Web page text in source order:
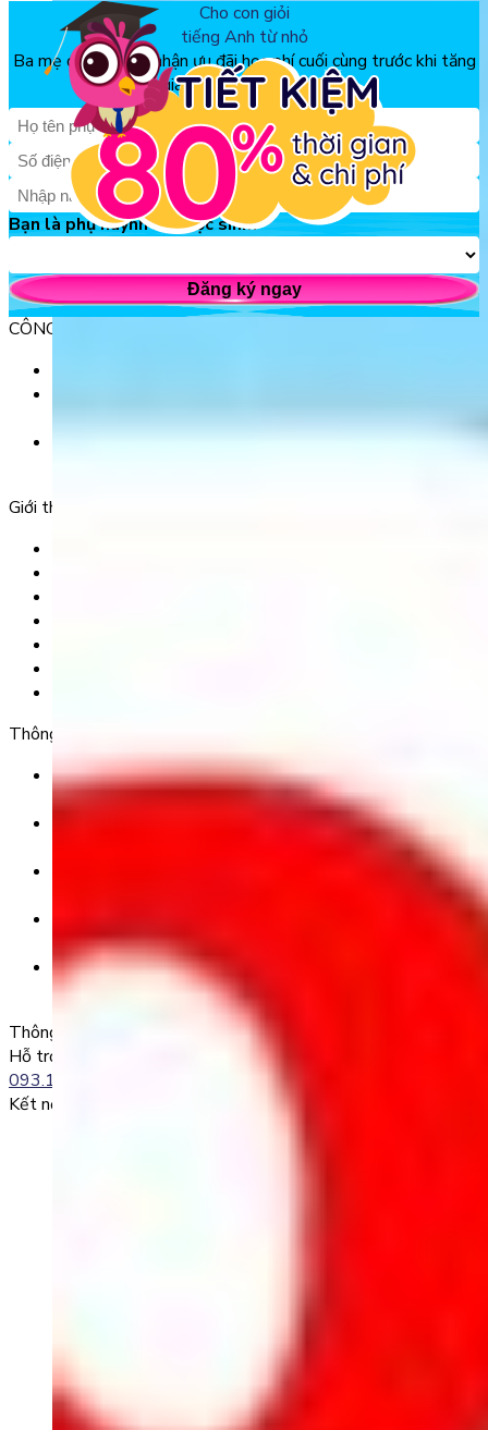
Cho con giỏi
tiếng Anh từ nhỏ
Ba mẹ đăng ký để nhận ưu đãi học phí cuối cùng trước khi tăng
giá, chỉ từ 150k/tháng
Bạn là phụ huynh hay học sinh?
Đăng ký ngay
CÔNG TY TNHH GIÁO DỤC UNICLASS
Xuân, thành phố Hà Nội, Việt Nam.
Tầng 5, Tòa nhà G8 Golden, 113 - 115 Ung Văn Khiêm,
Giới thiệu
Thông tin chuyển khoản
Ngân hàng TMCP Việt Nam Thịnh Vượng (VP Bank) -
CN Kinh Đô
Số tài khoản:
Nội dung chuyển khoản:
SĐT + Tên gói học (hoặc Tên Phụ huynh đăng ký)
Ví dụ:
0985004386 Nguyen Van A
Thông tin liên lạc
Hỗ trợ kỹ thuật:
093.120.8686
Kết nối với chúng tôi